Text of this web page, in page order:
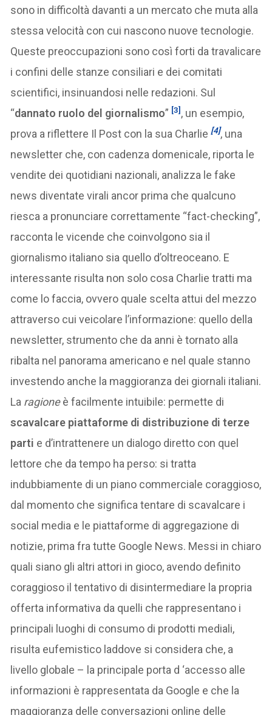
sono in difficoltà davanti a un mercato che muta alla
stessa velocità con cui nascono nuove tecnologie.
Queste preoccupazioni sono così forti da travalicare
i confini delle stanze consiliari e dei comitati
scientifici, insinuandosi nelle redazioni. Sul
“dannato ruolo del giornalismo” [3] , un esempio,
prova a riflettere Il Post con la sua Charlie[4], una
newsletter che, con cadenza domenicale, riporta le
vendite dei quotidiani nazionali, analizza le fake
news diventate virali ancor prima che qualcuno
riesca a pronunciare correttamente “fact-checking”,
racconta le vicende che coinvolgono sia il
giornalismo italiano sia quello d’oltreoceano. E
interessante risulta non solo cosa Charlie tratti ma
come lo faccia, ovvero quale scelta attui del mezzo
attraverso cui veicolare l’informazione: quello della
newsletter, strumento che da anni è tornato alla
ribalta nel panorama americano e nel quale stanno
investendo anche la maggioranza dei giornali italiani.
La ragioneè facilmente intuibile: permette di
scavalcare piattaforme di distribuzione di terze
parti e d’intrattenere un dialogo diretto con quel
lettore che da tempo ha perso: si tratta
indubbiamente di un piano commerciale coraggioso,
dal momento che significa tentare di scavalcare i
social media e le piattaforme di aggregazione di
notizie, prima fra tutte Google News. Messi in chiaro
quali siano gli altri attori in gioco, avendo definito
coraggioso il tentativo di disintermediare la propria
offerta informativa da quelli che rappresentano i
principali luoghi di consumo di prodotti mediali,
risulta eufemistico laddove si considera che, a
livello globale – la principale porta d ‘accesso alle
informazioni è rappresentata da Google e che la
maggioranza delle conversazioni online delle